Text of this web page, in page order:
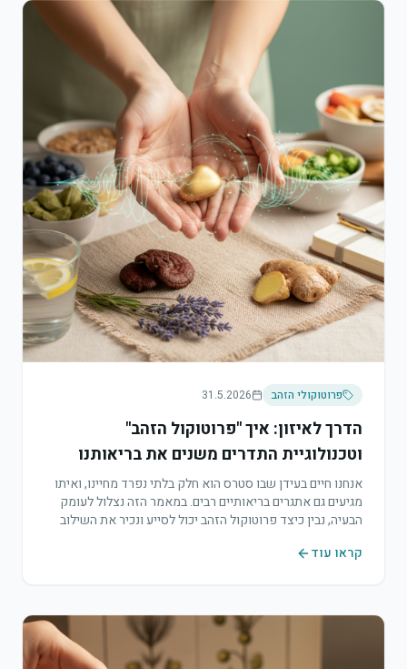
פרוטוקולי הזהב 31.5.2026
הדרך לאיזון: איך "פרוטוקול הזהב"
וטכנולוגיית התדרים משנים את בריאותנו
אנחנו חיים בעידן שבו סטרס הוא חלק בלתי נפרד מחיינו, ואיתו
מגיעים גם אתגרים בריאותיים רבים. במאמר הזה נצלול לעומק
הבעיה, נבין כיצד פרוטוקול הזהב יכול לסייע ונכיר את השילוב
קראו עוד